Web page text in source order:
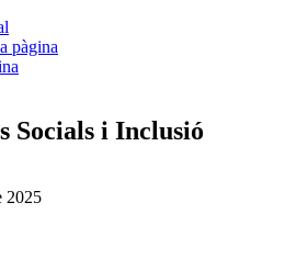
pàgina
Socials i Inclusió
2025